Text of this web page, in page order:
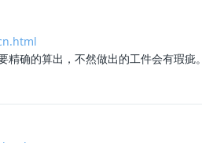
确的算出，不然做出的工件会有瑕疵